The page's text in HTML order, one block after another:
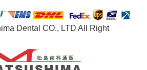
Dental CO., LTD All Right